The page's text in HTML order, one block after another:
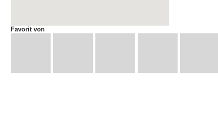
Favorit von